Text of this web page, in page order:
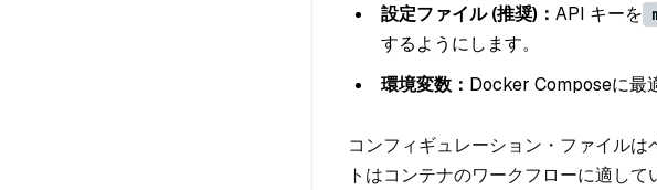
設定ファイル (推奨)： API キーを
するようにします。
環境変数： Docker Composeに最
コンフィギュレーション・ファイル
トはコンテナのワークフローに適して